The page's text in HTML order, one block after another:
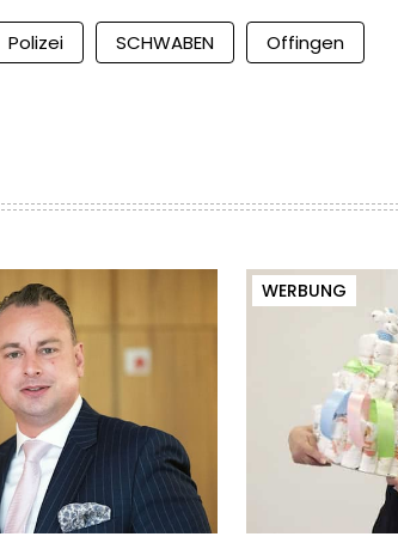
Polizei SCHWABEN Offingen
WERBUNG